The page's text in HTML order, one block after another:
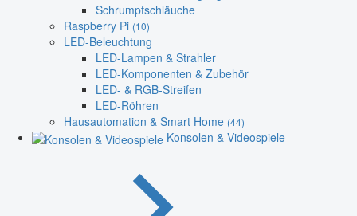
Schrumpfschläuche
Raspberry Pi (10)
LED-Beleuchtung
LED-Lampen & Strahler
LED-Komponenten & Zubehör
LED- & RGB-Streifen
LED-Röhren
Hausautomation & Smart Home (44)
Konsolen & Videospiele